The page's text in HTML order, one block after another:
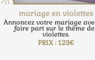
mariage en violettes
Annoncez votre mariage
faire part sur le thème
violettes.
PRIX : 1.23€